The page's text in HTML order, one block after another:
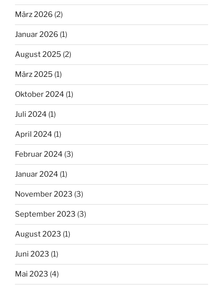
März 2026 (2)
Januar 2026 (1)
August 2025 (2)
März 2025 (1)
Oktober 2024 (1)
Juli 2024 (1)
April 2024 (1)
Februar 2024 (3)
Januar 2024 (1)
November 2023 (3)
September 2023 (3)
August 2023 (1)
Juni 2023 (1)
Mai 2023 (4)